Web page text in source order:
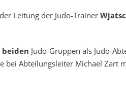
Leitung der Judo-Trainer
beiden Judo-Gruppen als Judo-
bei Abteilungsleiter Michael Zart